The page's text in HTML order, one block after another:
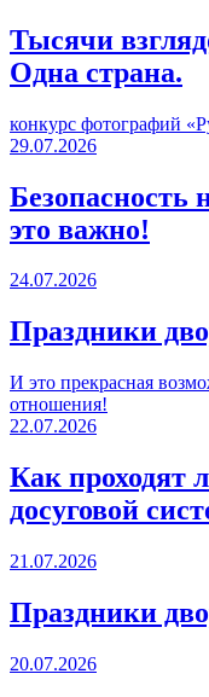
Тысячи
Одна страна.
конкурс фотографий
29.07.2026
Безопасность
это важно!
24.07.2026
Праздники
И это прекрасная
отношения!
22.07.2026
Как проходят
досуговой
21.07.2026
Праздники
20.07.2026